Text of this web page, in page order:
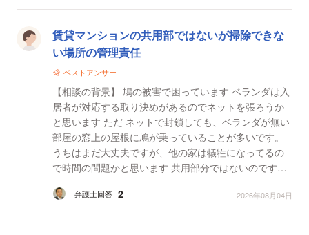
賃貸マンションの共用部ではないが掃除できな
い場所の管理責任
ベストアンサー
【相談の背景】 鳩の被害で困っています ベランダは入
居者が対応する取り決めがあるのでネットを張ろうか
と思います ただ ネットで封鎖しても、ベランダが無い
部屋の窓上の屋根に鳩が乗っていることが多いです。
うちはまだ大丈夫ですが、他の家は犠牲になってるの
で時間の問題かと思います 共用部分ではないのですが
が...
弁護士回答 2 2026年08月04日